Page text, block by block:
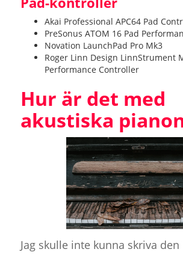
Akai Professional APC64 Pad
PreSonus ATOM 16 Pad
Novation LaunchPad Pro Mk3
Roger Linn Design LinnStrument
Performance Controller
Hur är det med
akustiska
Jag skulle inte kunna skriva